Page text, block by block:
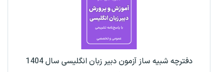
دفترچه شبیه ساز آزمون دبیر زبان انگلیسی سال 1404